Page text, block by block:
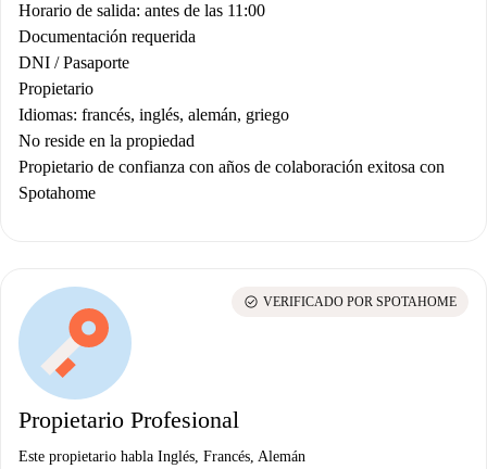
Horario de salida: antes de las 11:00
Documentación requerida
DNI / Pasaporte
Propietario
Idiomas: francés, inglés, alemán, griego
No reside en la propiedad
Propietario de confianza con años de colaboración exitosa con
Spotahome
Propietario Profesional
Este propietario habla Inglés, Francés, Alemán
check_circle VERIFICADO POR SPOTAHOME